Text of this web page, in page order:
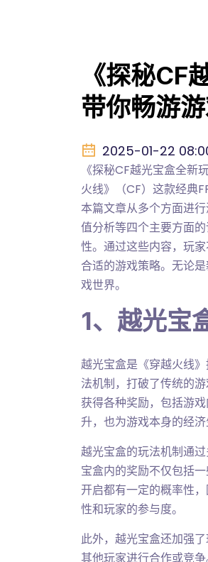
《探秘CF
带你畅游游
2025-01-22
《探秘CF越光宝盒全
火线》（CF）这款经典
本篇文章从多个方面进
值分析等四个主要方面
性。通过这些内容，玩
合适的游戏策略。无论
戏世界。
1、越光宝
越光宝盒是《穿越火线
法机制，打破了传统的
获得各种奖励，包括游
升，也为游戏本身的经济
越光宝盒的玩法机制通
宝盒内的奖励不仅包括
开启都有一定的概率性
性和玩家的参与度。
此外，越光宝盒还加强
其他玩家进行合作或竞